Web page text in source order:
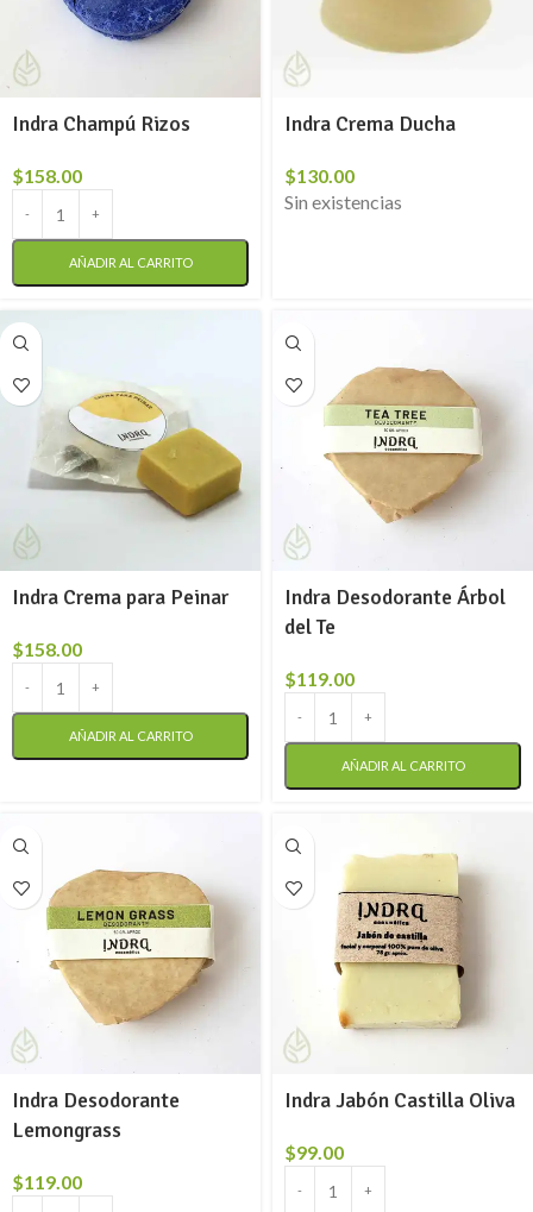
Indra Champú Rizos
$158.00
AÑADIR AL CARRITO
Indra Crema Ducha
$130.00
Sin existencias
Indra Crema para Peinar
$158.00
AÑADIR AL CARRITO
Indra Desodorante Árbol
del Te
$119.00
AÑADIR AL CARRITO
Indra Desodorante
Lemongrass
$119.00
Indra Jabón Castilla Oliva
$99.00